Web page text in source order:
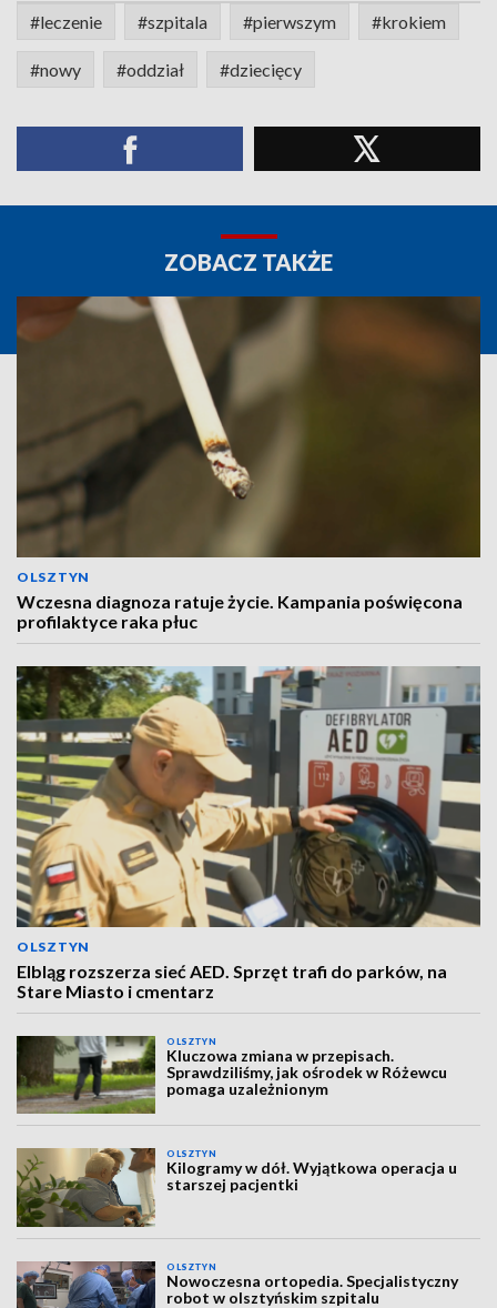
#leczenie #szpitala #pierwszym #krokiem
#nowy #oddział #dziecięcy
ZOBACZ TAKŻE
OLSZTYN
Wczesna diagnoza ratuje życie. Kampania poświęcona
profilaktyce raka płuc
OLSZTYN
Elbląg rozszerza sieć AED. Sprzęt trafi do parków, na
Stare Miasto i cmentarz
OLSZTYN
Kluczowa zmiana w przepisach.
Sprawdziliśmy, jak ośrodek w Różewcu
pomaga uzależnionym
OLSZTYN
Kilogramy w dół. Wyjątkowa operacja u
starszej pacjentki
OLSZTYN
Nowoczesna ortopedia. Specjalistyczny
robot w olsztyńskim szpitalu